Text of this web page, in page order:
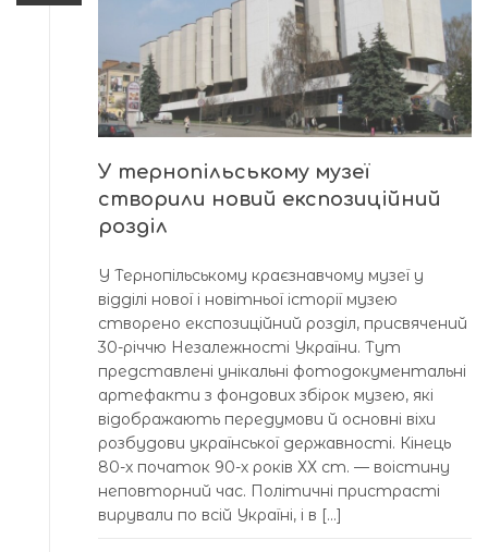
У тернопільському музеї
створили новий експозиційний
розділ
У Тернопільському краєзнавчому музеї у
відділі нової і новітньої історії музею
створено експозиційний розділ, присвячений
30-річчю Незалежності України. Тут
представлені унікальні фотодокументальні
артефакти з фондових збірок музею, які
відображають передумови й основні віхи
розбудови української державності. Кінець
80-х початок 90-х років ХХ ст. — воістину
неповторний час. Політичні пристрасті
вирували по всій Україні, і в […]